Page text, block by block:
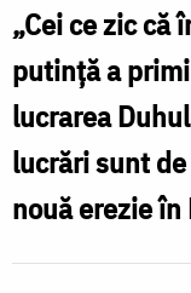
în
zilele
noastre
Foto:
Zamfirescu
„Cei ce zic că
putință a
lucrarea
lucrări sunt
nouă erezie